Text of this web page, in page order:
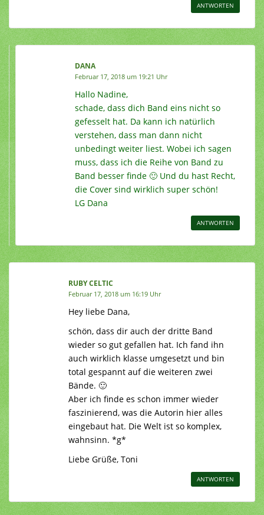
ANTWORTEN
DANA
Februar 17, 2018 um 19:21 Uhr
Hallo Nadine,
schade, dass dich Band eins nicht so
gefesselt hat. Da kann ich natürlich
verstehen, dass man dann nicht
unbedingt weiter liest. Wobei ich sagen
muss, dass ich die Reihe von Band zu
Band besser finde 🙂 Und du hast Recht,
die Cover sind wirklich super schön!
LG Dana
ANTWORTEN
RUBY CELTIC
Februar 17, 2018 um 16:19 Uhr
Hey liebe Dana,
schön, dass dir auch der dritte Band
wieder so gut gefallen hat. Ich fand ihn
auch wirklich klasse umgesetzt und bin
total gespannt auf die weiteren zwei
Bände. 🙂
Aber ich finde es schon immer wieder
faszinierend, was die Autorin hier alles
eingebaut hat. Die Welt ist so komplex,
wahnsinn. *g*
Liebe Grüße, Toni
ANTWORTEN